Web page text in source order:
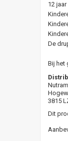
12
De
Bij het
3815
Dit